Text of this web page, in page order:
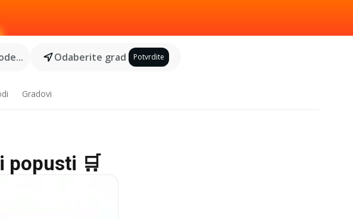
Odaberite grad Potvrdite
Gradovi
popusti 🛒